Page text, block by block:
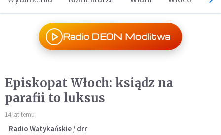
Radio DEON Modlitwa
Episkopat Włoch: ksiądz na
parafii to luksus
14 lat temu
Radio Watykańskie / drr